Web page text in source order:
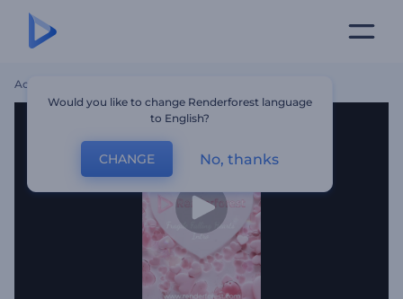
Accueil
Would you like to change Renderforest language
to English?
CHANGE No, thanks